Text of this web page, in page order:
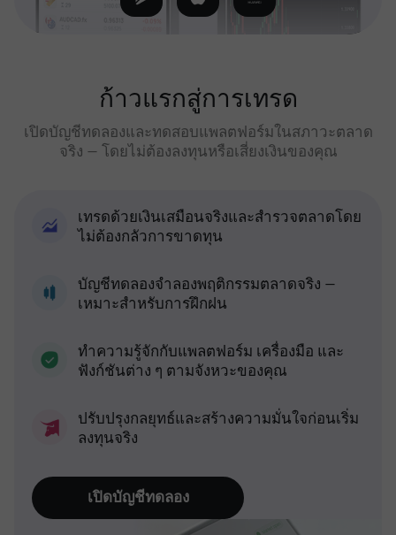
ก้าวแรกสู่การเทรด
เปิดบัญชีทดลองและทดสอบแพลตฟอร์มในสภาวะตลาด
จริง — โดยไม่ต้องลงทุนหรือเสี่ยงเงินของคุณ
เทรดด้วยเงินเสมือนจริงและสำรวจตลาดโดย
ไม่ต้องกลัวการขาดทุน
บัญชีทดลองจำลองพฤติกรรมตลาดจริง —
เหมาะสำหรับการฝึกฝน
ทำความรู้จักกับแพลตฟอร์ม เครื่องมือ และ
ฟังก์ชันต่าง ๆ ตามจังหวะของคุณ
ปรับปรุงกลยุทธ์และสร้างความมั่นใจก่อนเริ่ม
ลงทุนจริง
เปิดบัญชีทดลอง